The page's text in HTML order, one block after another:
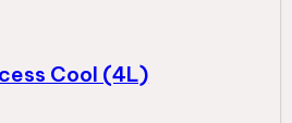
Cool (4L)